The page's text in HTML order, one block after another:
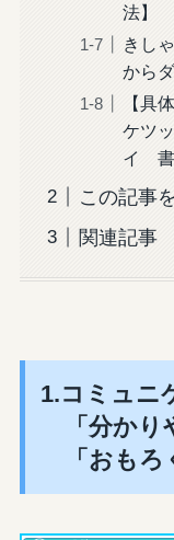
法】
きし
から
【具
ケツ
イ 書
この記事
関連記事
1.コミュニ
「分かり
「おもろ